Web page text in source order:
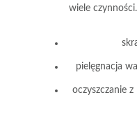
wiele
pielęgnacja
oczyszczanie